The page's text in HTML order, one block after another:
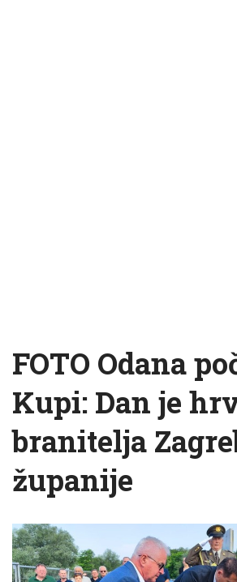
FOTO Odana
Kupi: Dan je
branitelja
županije